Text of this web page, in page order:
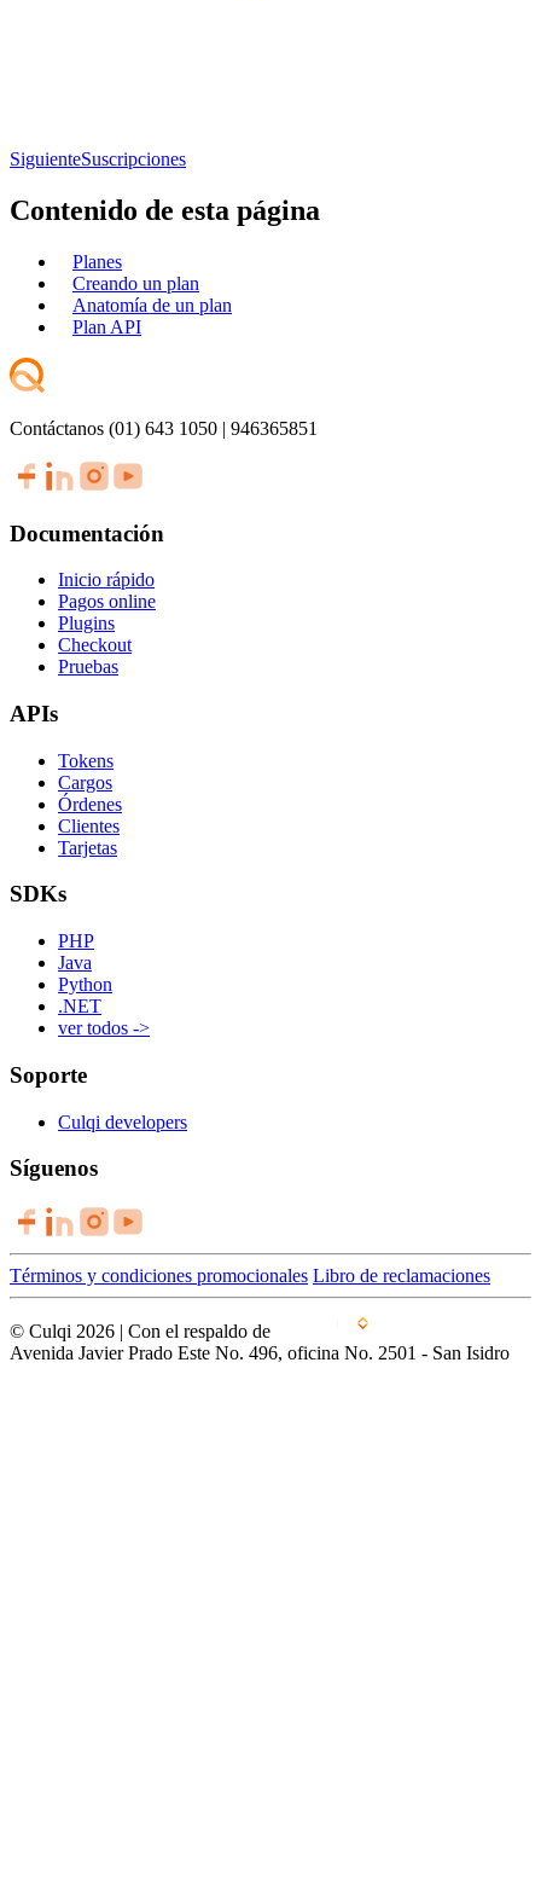
SiguienteSuscripciones
Contenido de esta página
Planes
Creando un plan
Anatomía de un plan
Plan API
Contáctanos (01) 643 1050 | 946365851
Documentación
Inicio rápido
Pagos online
Plugins
Checkout
Pruebas
APIs
Tokens
Cargos
Órdenes
Clientes
Tarjetas
SDKs
PHP
Java
Python
.NET
ver todos ->
Soporte
Culqi developers
Síguenos
Términos y condiciones promocionales Libro de reclamaciones
© Culqi 2026 | Con el respaldo de
Avenida Javier Prado Este No. 496, oficina No. 2501 - San Isidro